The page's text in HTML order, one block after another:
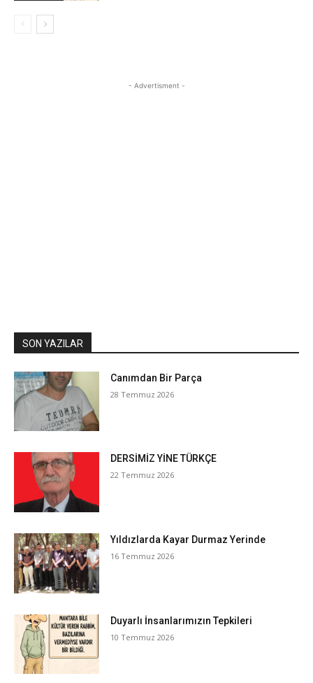
- Advertisment -
SON YAZILAR
Canımdan Bir Parça
28 Temmuz 2026
DERSİMİZ YİNE TÜRKÇE
22 Temmuz 2026
Yıldızlarda Kayar Durmaz Yerinde
16 Temmuz 2026
Duyarlı İnsanlarımızın Tepkileri
10 Temmuz 2026